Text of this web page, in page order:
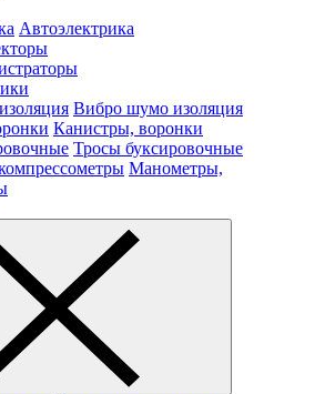
Автоэлектрика
Вибро шумо изоляция
Канистры, воронки
Тросы буксировочные
Манометры,